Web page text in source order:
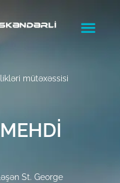
mütəxəssisi
St. George